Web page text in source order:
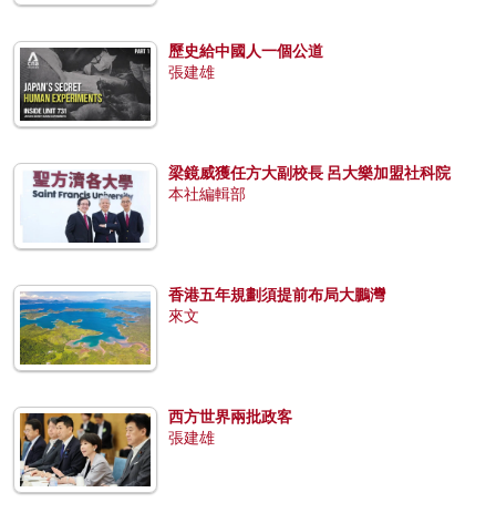
歷史給中國人一個公道
張建雄
梁鏡威獲任方大副校長 呂大樂加盟社科院
本社編輯部
香港五年規劃須提前布局大鵬灣
來文
西方世界兩批政客
張建雄